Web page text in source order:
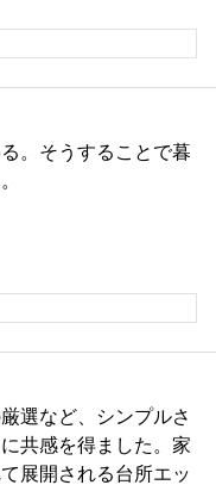
。そうすることで暮
選など、シンプルさ
共感を得ました。家
展開される台所エッ